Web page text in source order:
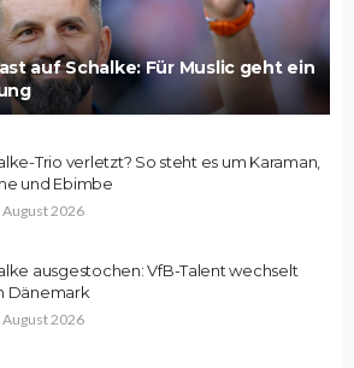
auf Schalke: Für Muslic geht ein
Trio verletzt? So steht es um Karaman,
und Ebimbe
August 2026
ausgestochen: VfB-Talent wechselt
Dänemark
August 2026